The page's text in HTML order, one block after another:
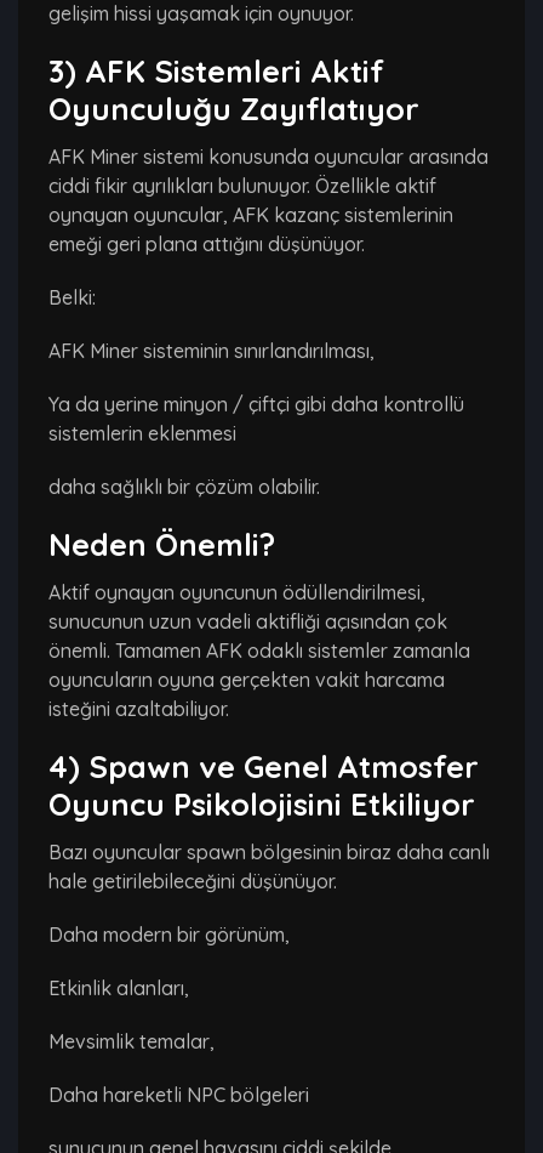
gelişim hissi yaşamak için oynuyor.
3) AFK Sistemleri Aktif
Oyunculuğu Zayıflatıyor
AFK Miner sistemi konusunda oyuncular arasında
ciddi fikir ayrılıkları bulunuyor. Özellikle aktif
oynayan oyuncular, AFK kazanç sistemlerinin
emeği geri plana attığını düşünüyor.
Belki:
AFK Miner sisteminin sınırlandırılması,
Ya da yerine minyon / çiftçi gibi daha kontrollü
sistemlerin eklenmesi
daha sağlıklı bir çözüm olabilir.
Neden Önemli?
Aktif oynayan oyuncunun ödüllendirilmesi,
sunucunun uzun vadeli aktifliği açısından çok
önemli. Tamamen AFK odaklı sistemler zamanla
oyuncuların oyuna gerçekten vakit harcama
isteğini azaltabiliyor.
4) Spawn ve Genel Atmosfer
Oyuncu Psikolojisini Etkiliyor
Bazı oyuncular spawn bölgesinin biraz daha canlı
hale getirilebileceğini düşünüyor.
Daha modern bir görünüm,
Etkinlik alanları,
Mevsimlik temalar,
Daha hareketli NPC bölgeleri
sunucunun genel havasını ciddi şekilde